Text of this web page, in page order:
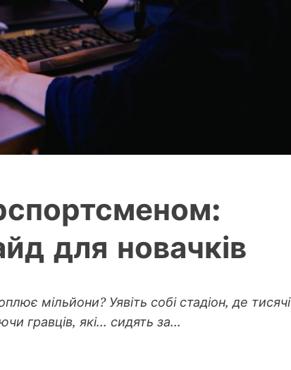
для новачків
мільйони? Уявіть собі стадіон, де тисячі
гравців, які... сидять за...